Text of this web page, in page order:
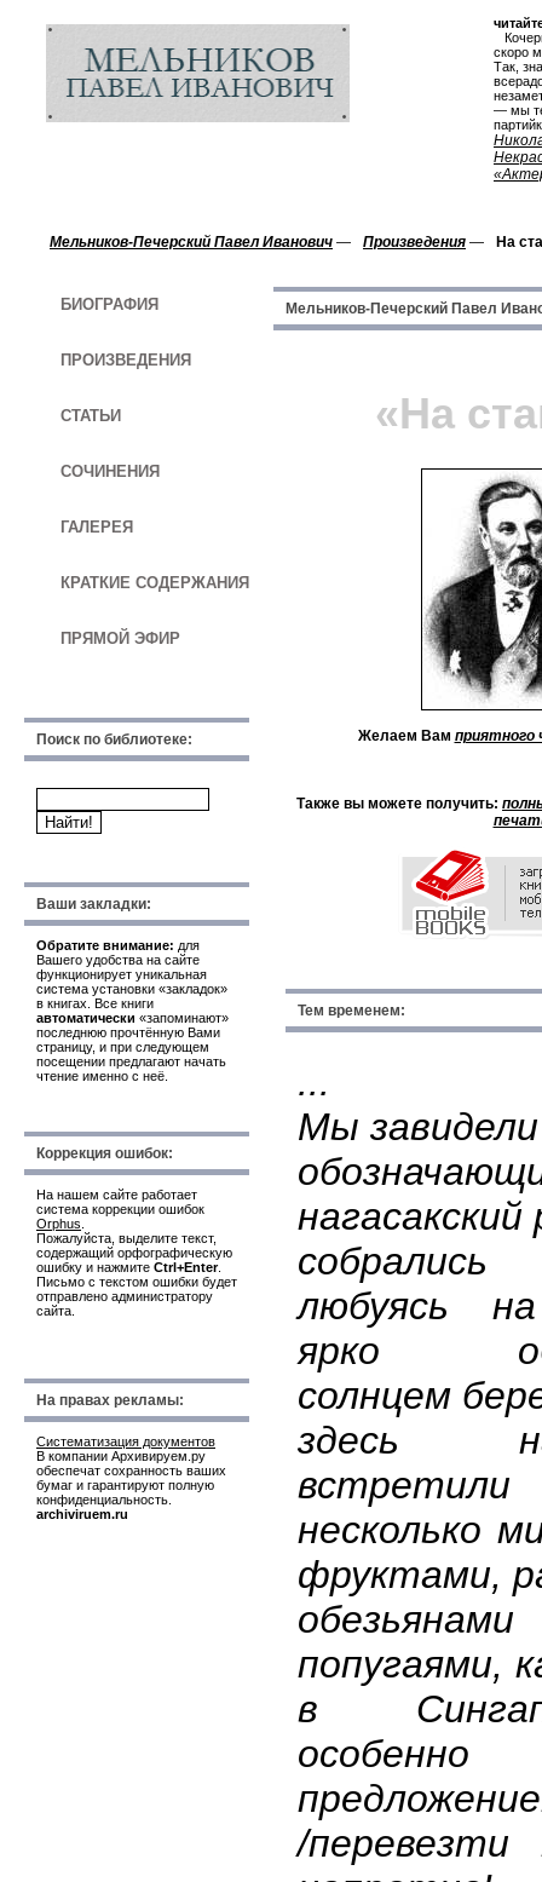
скоро
Так,
— мы
Мельников-Печерский Павел Иванович — Произведения — На
БИОГРАФИЯ
ПРОИЗВЕДЕНИЯ
СТАТЬИ
СОЧИНЕНИЯ
ГАЛЕРЕЯ
КРАТКИЕ СОДЕРЖАНИЯ
ПРЯМОЙ ЭФИР
Поиск по библиотеке:
Ваши закладки:
Обратите внимание: для
Вашего удобства на сайте
функционирует уникальная
система установки «закладок»
в книгах. Все книги
автоматически «запоминают»
последнюю прочтённую Вами
страницу, и при следующем
посещении предлагают начать
чтение именно с неё.
Коррекция ошибок:
На нашем сайте работает
система коррекции ошибок
Orphus
Пожалуйста, выделите текст,
содержащий орфографическую
ошибку и нажмите Ctrl+Enter.
Письмо с текстом ошибки будет
отправлено администратору
сайта.
На правах рекламы:
Систематизация документов
В компании Архивируем.ру
обеспечат сохранность ваших
бумаг и гарантируют полную
конфиденциальность.
archiviruem.ru
Мельников-Печерский Павел
«На
Желаем Вам приятного
Также вы можете получить:
Тем временем:
...
Мы
нагасакский
любуясь
ярко
солнцем
здесь
несколько
фруктами,
попугаями,
в
/перевезти